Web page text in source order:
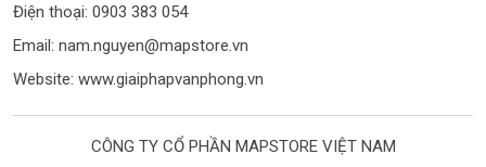
Điện thoại: 0903 383 054
Email: nam.nguyen@mapstore.vn
Website: www.giaiphapvanphong.vn
CÔNG TY CỔ PHẦN MAPSTORE VIỆT NAM